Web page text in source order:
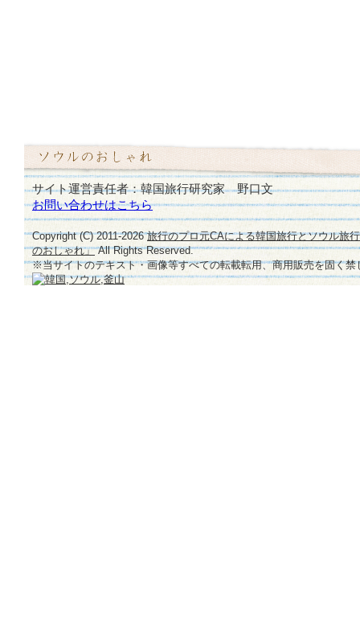
サイト運営責任者：韓国旅行研究家 野口文
お問い合わせはこちら
Copyright (C) 2011-2026旅行のプロ元CAによる韓国旅行とソウル旅
のおしゃれ」All Rights Reserved.
※当サイトのテキスト・画像等すべての転載転用、商用販売を固く禁